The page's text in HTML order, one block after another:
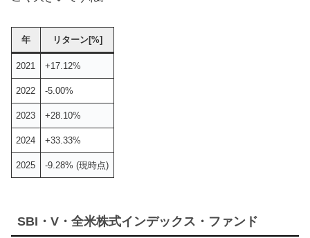
年 リターン[%]
2021 +17.12%
2022 -5.00%
2023 +28.10%
2024 +33.33%
2025 -9.28% (現時点)
SBI・V・全米株式インデックス・ファンド